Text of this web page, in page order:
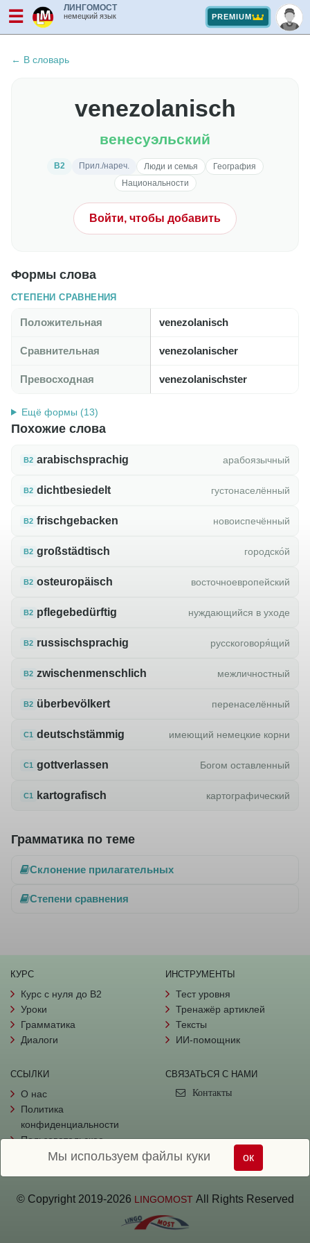
☰ ЛИНГОМОСТ
немецкий язык PREMIUM
← В словарь
venezolanisch
венесуэльский
B2 Прил./нареч. Люди и семья
География
Национальности
Войти, чтобы добавить
Формы слова
СТЕПЕНИ СРАВНЕНИЯ
Положительная venezolanisch
Сравнительная venezolanischer
Превосходная venezolanischster
Ещё формы (13)
Похожие слова
B2 arabischsprachig арабоязычный
B2 dichtbesiedelt густонаселённый
B2 frischgebacken новоиспечённый
B2 großstädtisch городско́й
B2 osteuropäisch восточноевропейский
B2 pflegebedürftig нуждающийся в уходе
B2 russischsprachig русскоговоря́щий
B2 zwischenmenschlich межличностный
B2 überbevölkert перенаселённый
C1 deutschstämmig имеющий немецкие корни
C1 gottverlassen Богом оставленный
C1 kartografisch картографический
Грамматика по теме
Склонение прилагательных
Степени сравнения
КУРС
Курс с нуля до B2
Уроки
Грамматика
Диалоги
ИНСТРУМЕНТЫ
Тест уровня
Тренажёр артиклей
Тексты
ИИ-помощник
ССЫЛКИ
О нас
Политика
конфиденциальности
Пользовательское
соглашение
СВЯЗАТЬСЯ С НАМИ
Контакты
© Copyright 2019-2026 LINGOMOST All Rights Reserved
Мы используем файлы куки ок